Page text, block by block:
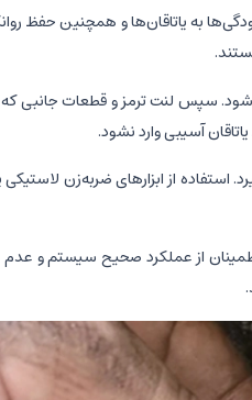
به یاتاقان‌ها و همچنین حفظ
شود. سپس لنت ترمز و قطعات جانبی
آسیبی وارد نشود.
استفاده از ابزارهای ضربه‌زن
از عملکرد صحیح سیستم و